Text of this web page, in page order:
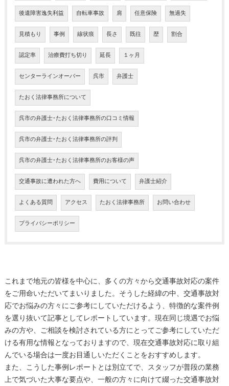
後遺障害逸失利益 自転車事故 肩 任意保険 無過失
見積もり 事例 線状痕 長さ 既往 歴 割合
認定率 治療費打ち切り 延長 １ヶ月
センターラインオーバー 呉市 弁護士
たおく法律事務所について
呉市の弁護士･たおく法律事務所の口コミ情報
呉市の弁護士･たおく法律事務所の評判
呉市の弁護士･たおく法律事務所のお客様の声
交通事故に遭われた方へ 費用について 弁護士紹介
よくある質問 アクセス たおく法律事務所 お問い合わせ
プライバシーポリシー
これまで地元の皆様を中心に、多くの方々から交通事故対応の案件
をご用命いただいてまいりました。そうした経緯の中、交通事故対
応でお悩みの方々にご参考にしていただけるよう、特徴的な案件例
を選り抜いて記事としてレポートしています。現在同じ境遇でお悩
みの方や、ご相談を検討されている方にとってご参考にしていただ
ける有用な情報となっておりますので、現在交通事故対応に取り組
んでいる場合は一度お目通しいただくことをおすすめします。
また、こうした事例レポートとは別立てで、スタッフが普段の業務
上で気づいた大事な要点や、一般の方々に向けて綴った交通事故対